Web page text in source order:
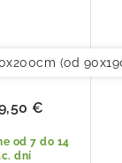
(od
od 7 do 14
dní
€